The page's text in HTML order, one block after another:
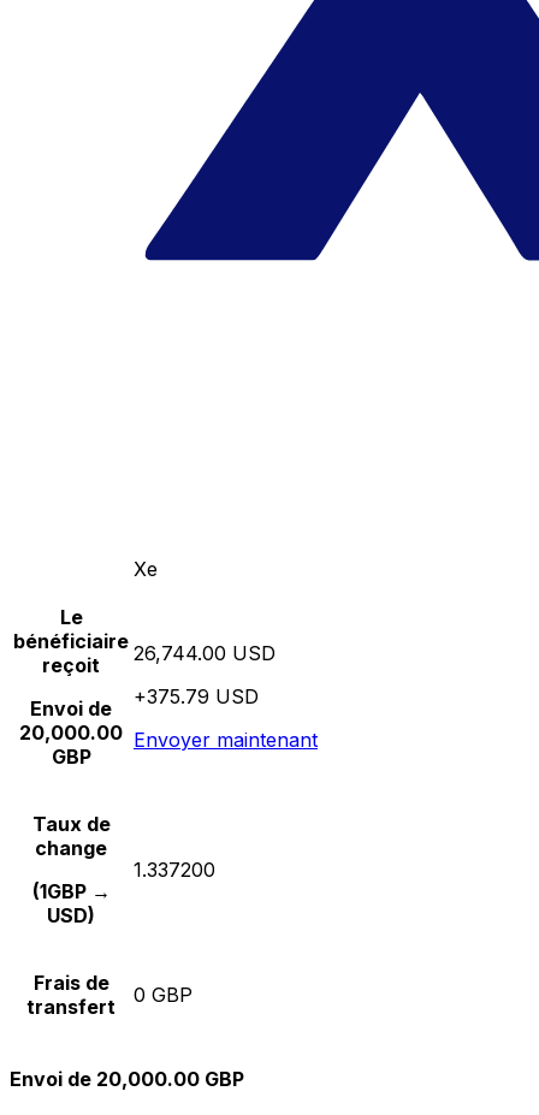
Xe
Le
bénéficiaire
reçoit
Envoi de
20,000.00
GBP
26,744.00 USD
+375.79 USD
Envoyer maintenant
Taux de
change
(1GBP →
USD)
1.337200
Frais de
transfert
0 GBP
Envoi de 20,000.00 GBP